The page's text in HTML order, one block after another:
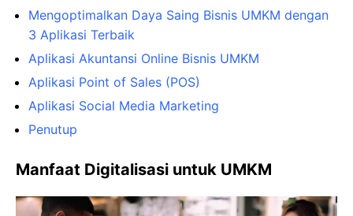
Mengoptimalkan Daya Saing Bisnis UMKM dengan
3 Aplikasi Terbaik
Aplikasi Akuntansi Online Bisnis UMKM
Aplikasi Point of Sales (POS)
Aplikasi Social Media Marketing
Penutup
Manfaat Digitalisasi untuk UMKM